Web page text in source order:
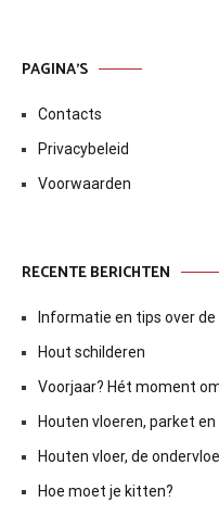
PAGINA’S
Contacts
Privacybeleid
Voorwaarden
RECENTE BERICHTEN
Informatie en tips over
Hout schilderen
Voorjaar? Hét moment
Houten vloeren, parket
Houten vloer, de
Hoe moet je kitten?